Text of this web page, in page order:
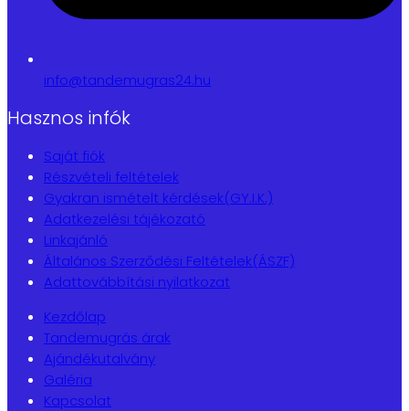
info@tandemugras24.hu
Hasznos infók
Saját fiók
Részvételi feltételek
Gyakran ismételt kérdések(GY.I.K.)
Adatkezelési tájékozató
Linkajánló
Általános Szerződési Feltételek(ÁSZF)
Adattovábbítási nyilatkozat
Kezdőlap
Tandemugrás árak
Ajándékutalvány
Galéria
Kapcsolat